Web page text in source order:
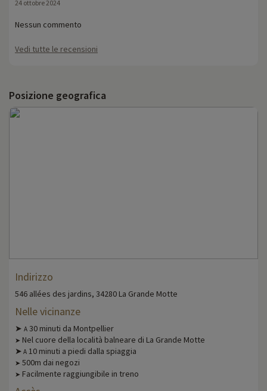
24 ottobre 2024
Nessun commento
Vedi tutte le recensioni
Posizione geografica
Indirizzo
546 allées des jardins, 34280 La Grande Motte
Nelle vicinanze
➤ A 30 minuti da Montpellier
➤ Nel cuore della località balneare di La Grande Motte
➤ A 10 minuti a piedi dalla spiaggia
➤ 500m dai negozi
➤ Facilmente raggiungibile in treno